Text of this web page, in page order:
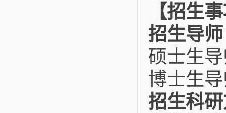
【招生
招生导师
硕士生
博士生
招生科